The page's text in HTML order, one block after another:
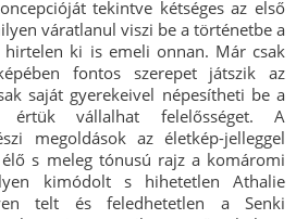
tekintve kétséges az első
váratlanul viszi be a történetbe a
hirtelen ki is emeli onnan. Már csak
fontos szerepet játszik az
saját gyerekeivel népesítheti be a
értük vállalhat felelősséget. A
megoldások az életkép-jelleggel
s meleg tónusú rajz a komáromi
kimódolt s hihetetlen Athalie
telt és feledhetetlen a Senki